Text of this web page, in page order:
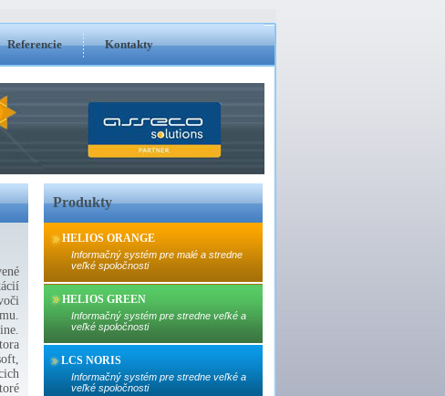
Referencie Kontakty
Produkty
HELIOS ORANGE
Informačný systém pre malé a stredne
veľké spoločnosti
HELIOS GREEN
Informačný systém pre stredne veľké a
veľké spoločnosti
LCS NORIS
Informačný systém pre stredne veľké a
veľké spoločnosti